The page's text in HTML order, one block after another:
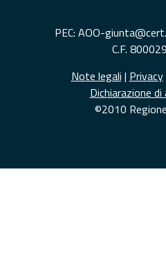
PEC: AOO-
C.F.
Note legali | Privacy
Dichiarazione
©2010